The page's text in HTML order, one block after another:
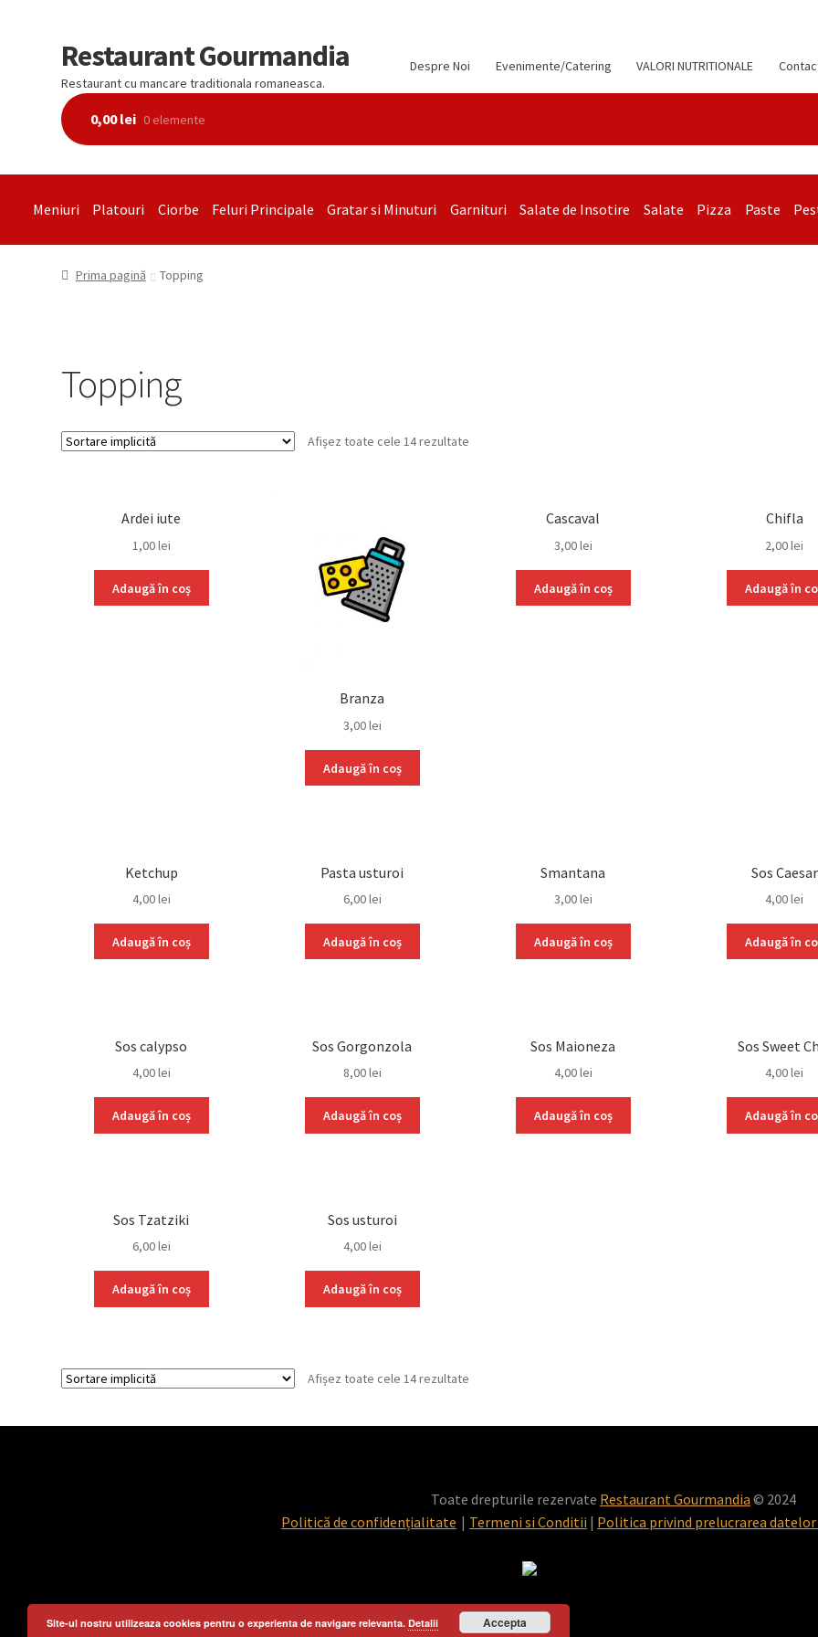
Restaurant Gourmandia
Restaurant cu mancare traditionala romaneasca.
Despre Noi Evenimente/Catering VALORI NUTRITIONALE
0,00lei 0 elemente
Meniuri Platouri Ciorbe Feluri Principale Gratar si Minuturi Garnituri Salate de Insotire Salate Pizza Paste
Prima pagină Topping
Topping
Afișez toate cele 14 rezultate
Ardei iute
1,00lei
Adaugă în coș
Branza
3,00lei
Adaugă în coș
Cascaval
3,00lei
Adaugă în coș
Chifla
2,00lei
Adaugă în
Ketchup
4,00lei
Adaugă în coș
Pasta usturoi
6,00lei
Adaugă în coș
Smantana
3,00lei
Adaugă în coș
Sos Caesar
4,00lei
Adaugă în
Sos calypso
4,00lei
Adaugă în coș
Sos Gorgonzola
8,00lei
Adaugă în coș
Sos Maioneza
4,00lei
Adaugă în coș
Sos Sweet
4,00lei
Adaugă în
Sos Tzatziki
6,00lei
Adaugă în coș
Sos usturoi
4,00lei
Adaugă în coș
Afișez toate cele 14 rezultate
Toate drepturile rezervate Restaurant Gourmandia © 2024
Politică de confidențialitate
Termeni si Conditii | Politica privind prelucrarea
Site-ul nostru utilizeaza cookies pentru o experienta de navigare relevanta. Detalii Accepta